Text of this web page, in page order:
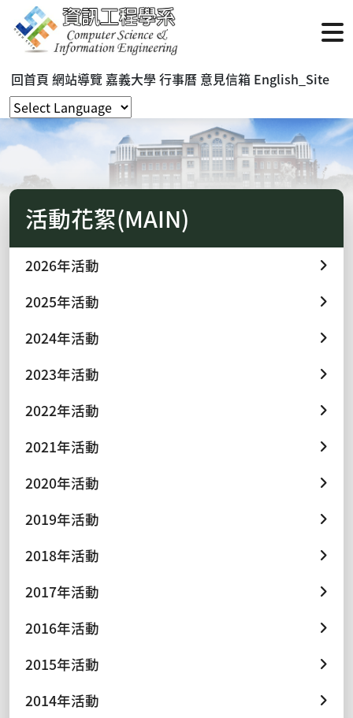
回首頁 網站導覽 嘉義大學行事曆 意見信箱 English_Site
活動花絮(MAIN)
2026年活動
2025年活動
2024年活動
2023年活動
2022年活動
2021年活動
2020年活動
2019年活動
2018年活動
2017年活動
2016年活動
2015年活動
2014年活動